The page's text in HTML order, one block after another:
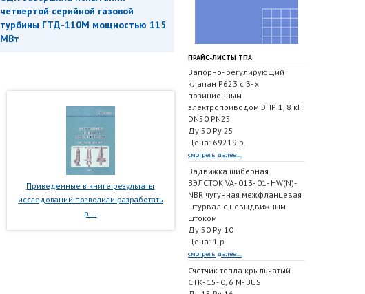
четвертой серийной газовой
турбины ГТД-110М мощностью 115
МВт
Приведенные в книге результаты
исследований позволили разработать
р...
ПРАЙС-ЛИСТЫ ТПА
Запорно- регулирующий
клапан Р623 с 3- х
позиционным
электроприводом ЭПР 1, 8 кН
DN50 PN25
Ду 50 Ру 25
Цена: 69219 р.
смотреть далее...
Задвижка шиберная
ВЭЛСТОК VA- 013- 01- HW(N)-
NBR чугунная межфланцевая
штурвал с невыдвижным
штоком
Ду 50 Ру 10
Цена: 1 р.
смотреть далее...
Счетчик тепла крыльчатый
СТК- 15- 0, 6 M- BUS